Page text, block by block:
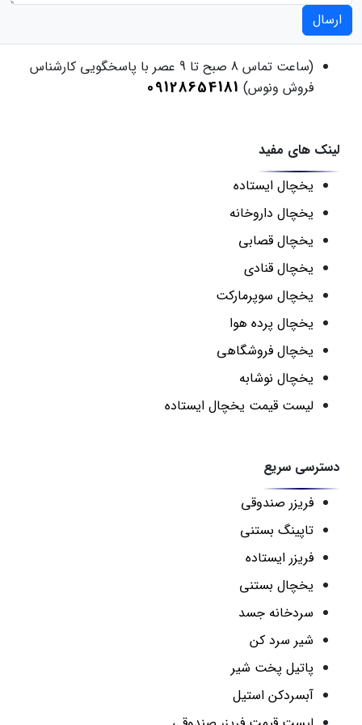
ارسال
(ساعت تماس 8 صبح تا 9 عصر با پاسخگویی کارشناس
فروش ونوس) 09128654181
لینک های مفید
یخچال ایستاده
یخچال داروخانه
یخچال قصابی
یخچال قنادی
یخچال سوپرمارکت
یخچال پرده هوا
یخچال فروشگاهی
یخچال نوشابه
لیست قیمت یخچال ایستاده
دسترسی سریع
فریزر صندوقی
تاپینگ بستنی
فریزر ایستاده
یخچال بستنی
سردخانه جسد
شیر سرد کن
پاتیل پخت شیر
آبسردکن استیل